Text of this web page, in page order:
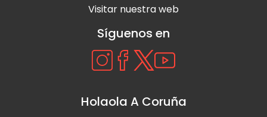
Visitar nuestra web
Síguenos en
Holaola A Coruña